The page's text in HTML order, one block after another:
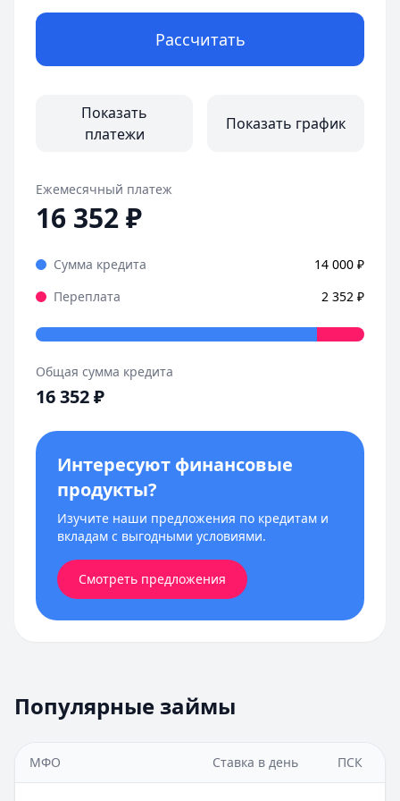
Рассчитать
Показать
платежи
Показать график
Ежемесячный платеж
16 352₽
Сумма кредита 14 000 ₽
Переплата
2 352 ₽
Общая сумма кредита
16 352₽
Интересуют финансовые
продукты?
Изучите наши предложения по кредитам и
вкладам с выгодными условиями.
Смотреть предложения
Популярные займы
МФО Ставка в день ПСК